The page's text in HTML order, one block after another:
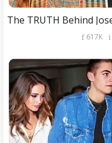
617K